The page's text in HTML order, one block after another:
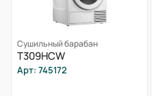
Сушильный барабан
T309HCW
Арт: 745172